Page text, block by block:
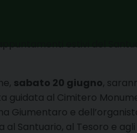
estivi del
sabato 20 giugno,
guidata al Cimitero
Giumentaro e
al Santuario, al Tesoro e